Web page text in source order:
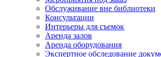
Обслуживание вне библиотеки
Консультации
Интерьеры для съемок
Аренда залов
Аренда оборудования
Экспертное обследование